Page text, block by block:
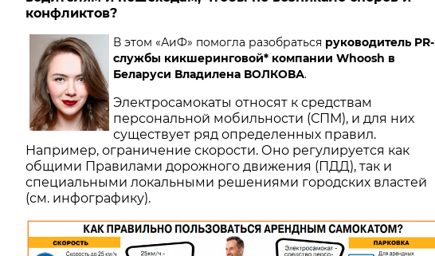
конфликтов?
В этом «АиФ» помогла разобраться руководитель PR-
службы кикшеринговой* компании Whoosh в
Беларуси Владилена ВОЛКОВА.
Электросамокаты относят к средствам
персональной мобильности (СПМ), и для них
существует ряд определенных правил.
Например, ограничение скорости. Оно регулируется как
общими Правилами дорожного движения (ПДД), так и
специальными локальными решениями городских властей
(см. инфографику).